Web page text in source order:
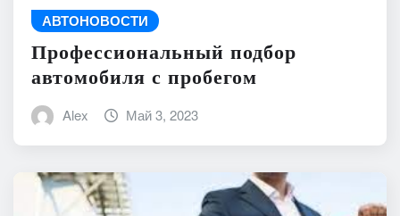
АВТОНОВОСТИ
Профессиональный подбор
автомобиля с пробегом
Alex Май 3, 2023